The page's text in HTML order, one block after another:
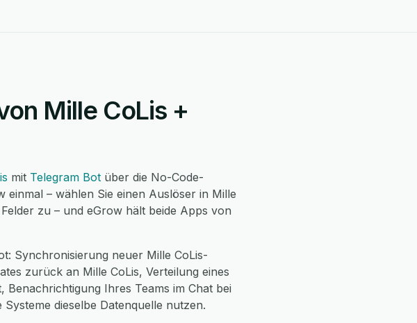
Mille CoLis +
mit Telegram Bot über die No-Code-
– wählen Sie einen Auslöser in Mille
zu – und eGrow hält beide Apps von
Synchronisierung neuer Mille CoLis-
zurück an Mille CoLis, Verteilung eines
Benachrichtigung Ihres Teams im Chat bei
dieselbe Datenquelle nutzen.